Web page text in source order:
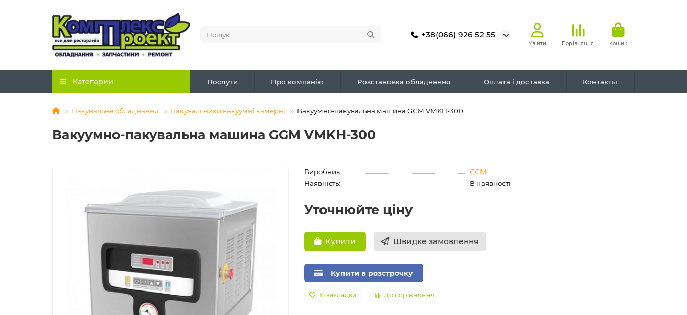
+38(066) 926 52 55
Увійти Порівняння Кошик
Категории Послуги Про компанію Розстановка обладнання Оплата і доставка Контакты
Пакувальне обладнання Пакувальники вакуумні камерні Вакуумно-пакувальна машина GGM VMKH-300
Вакуумно-пакувальна машина GGM VMKH-300
Виробник
GGM
Наявність:
В наявності
Уточнюйте ціну
Купити Швидке замовлення
Купити в розстрочку
В закладки До порівняння